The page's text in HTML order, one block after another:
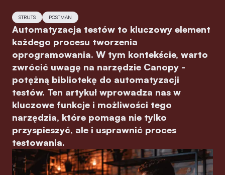
STRUTS POSTMAN
Automatyzacja testów to kluczowy element
każdego procesu tworzenia
oprogramowania. W tym kontekście, warto
zwrócić uwagę na narzędzie Canopy -
potężną bibliotekę do automatyzacji
testów. Ten artykuł wprowadza nas w
kluczowe funkcje i możliwości tego
narzędzia, które pomaga nie tylko
przyspieszyć, ale i usprawnić proces
testowania.